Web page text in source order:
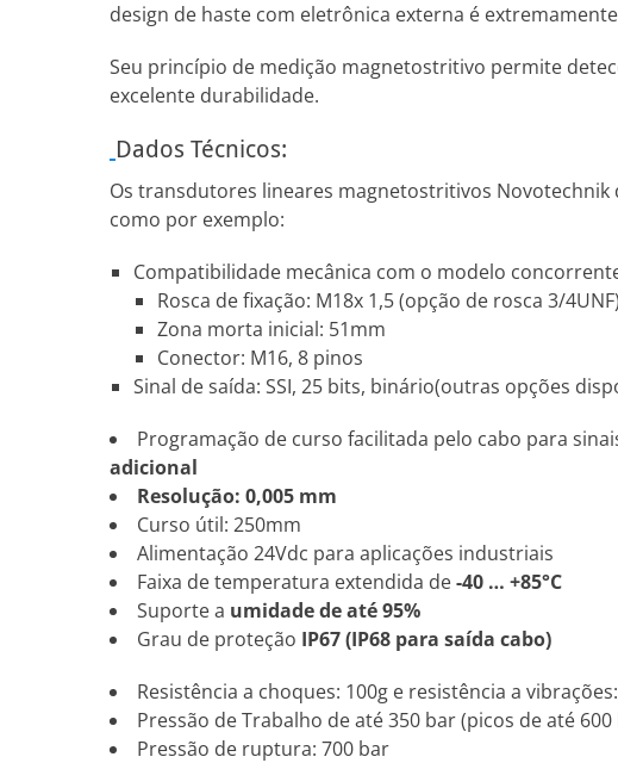
design de haste com eletrônica externa é
Seu princípio de medição magnetostritivo permite
excelente durabilidade.
Dados Técnicos:
Os transdutores lineares magnetostritivos Novotechnik
como por exemplo:
Compatibilidade mecânica com o modelo
Rosca de fixação: M18x 1,5 (opção de rosca 3/4UNF)
Zona morta inicial: 51mm
Conector: M16, 8 pinos
Sinal de saída: SSI, 25 bits, binário(outras opções
Programação de curso facilitada pelo cabo para
adicional
Resolução: 0,005 mm
Curso útil: 250mm
Alimentação 24Vdc para aplicações industriais
Faixa de temperatura extendida de-40 … +85°C
Suporte a umidade de até 95%
Grau de proteção IP67 (IP68 para saída cabo)
Resistência a choques: 100g e resistência a
Pressão de Trabalho de até 350 bar (picos de até 600
Pressão de ruptura: 700 bar